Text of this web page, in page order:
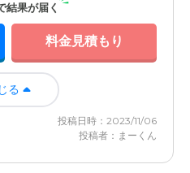
結果が届く
料金見積もり
る
投稿日時：2023/11/06
投稿者：まーくん